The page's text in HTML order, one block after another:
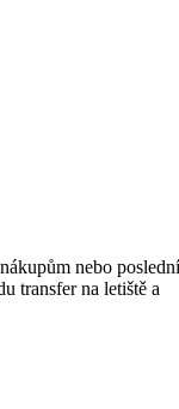
nebo poslední
transfer na letiště a